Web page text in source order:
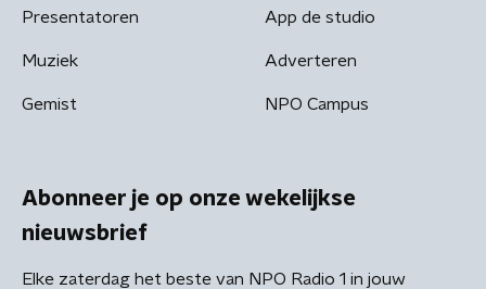
Presentatoren
Muziek
Gemist
App de studio
Adverteren
NPO Campus
Abonneer je op onze wekelijkse
nieuwsbrief
Elke zaterdag het beste van NPO Radio 1 in jouw